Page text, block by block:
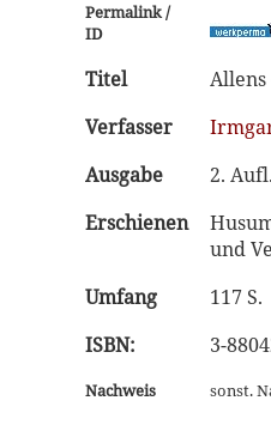
Permalink /
ID
Titel
Allens
Verfasser
Ausgabe
2. Aufl.
Erschienen
und
Umfang
117 S.
ISBN:
3-
Nachweis sonst.